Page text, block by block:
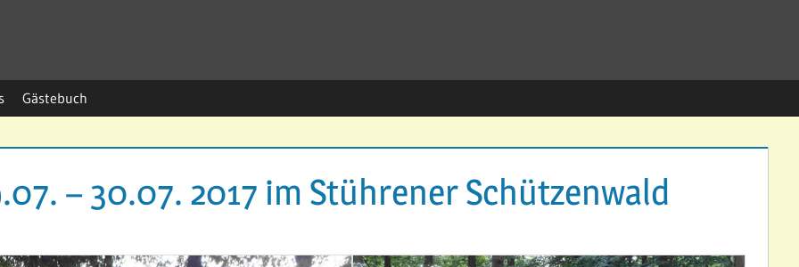
Gästebuch
– 30.07. 2017 im Stührener Schützenwald